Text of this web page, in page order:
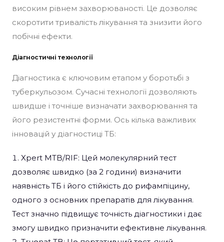
високим рівнем захворюваності. Це дозволяє
скоротити тривалість лікування та знизити його
побічні ефекти.
Діагностичні технології
Діагностика є ключовим етапом у боротьбі з
туберкульозом. Сучасні технології дозволяють
швидше і точніше визначати захворювання та
його резистентні форми. Ось кілька важливих
інновацій у діагностиці ТБ:
Xpert MTB/RIF: Цей молекулярний тест
дозволяє швидко (за 2 години) визначити
наявність ТБ і його стійкість до рифампіцину,
одного з основних препаратів для лікування.
Тест значно підвищує точність діагностики і дає
змогу швидко призначити ефективне лікування.